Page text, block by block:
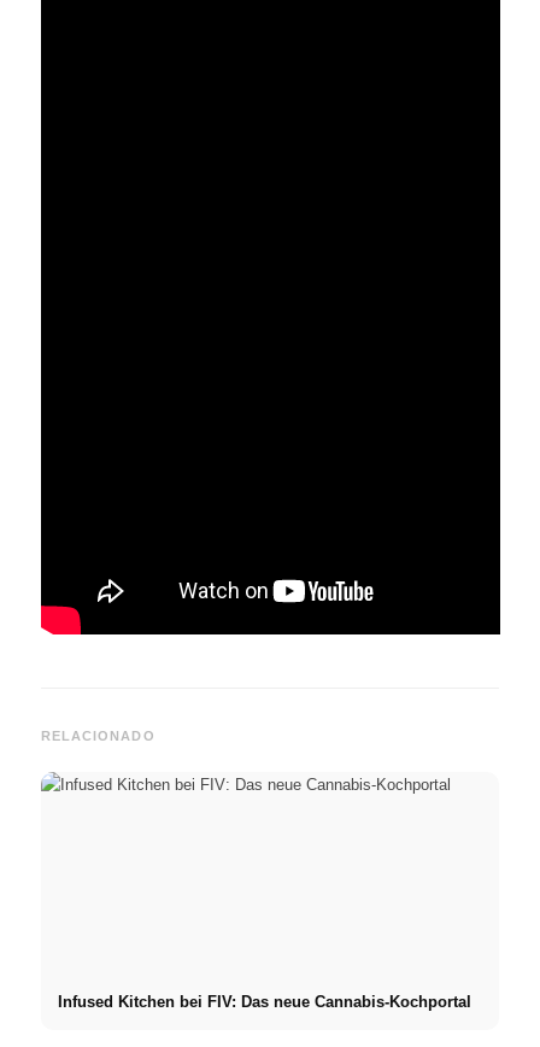
RELACIONADO
Infused Kitchen bei FIV: Das neue Cannabis-Kochportal